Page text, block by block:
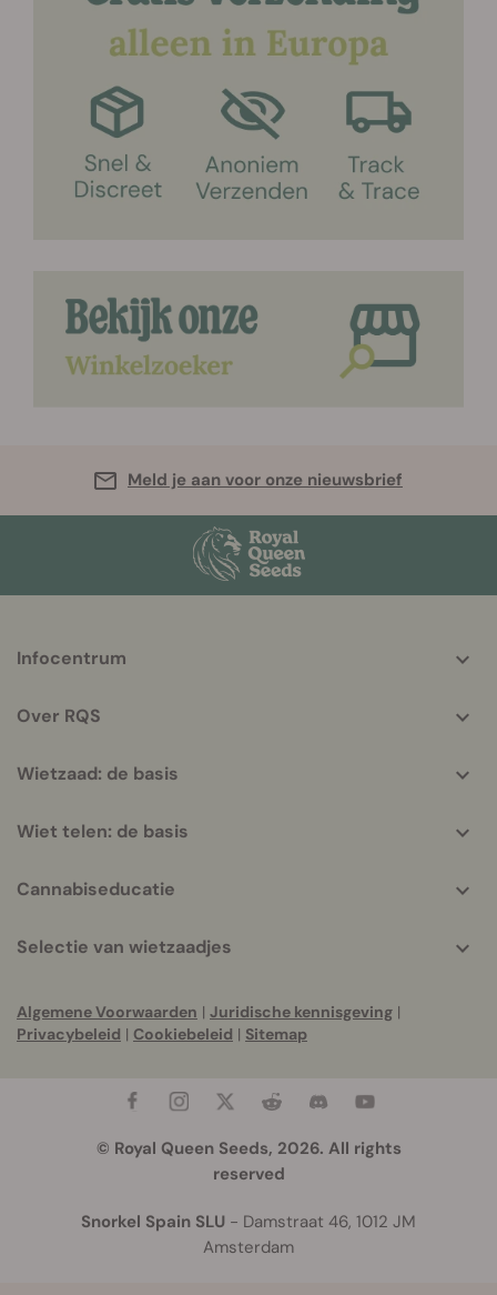
Meld je aan voor onze nieuwsbrief
helpful
Infocentrum
Over RQS
Wietzaad: de basis
Wiet telen: de basis
Cannabiseducatie
Selectie van wietzaadjes
Algemene Voorwaarden | Juridische kennisgeving |
Privacybeleid | Cookiebeleid | Sitemap
© Royal Queen Seeds, 2026. All rights
reserved
Snorkel Spain SLU - Damstraat 46, 1012 JM
Amsterdam